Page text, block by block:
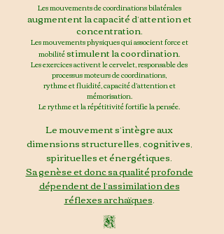
Les mouvements de coordinations bilatérales
augmentent la capacité d’attention et
concentration.
Les mouvements physiques qui associent force et
mobilitéstimulent la coordination.
Les exercices activent le cervelet, responsable des
processus moteurs de coordinations,
rythme et fluidité, capacité d’attention et
mémorisation.
Le rythme et la répétitivité fortifie la pensée.
Le mouvement s’intègre aux
dimensions structurelles, cognitives,
spirituelles et énergétiques.
Sa genèse et donc sa qualité profonde
dépendent de l’assimilation des
réflexes archaïques.
K